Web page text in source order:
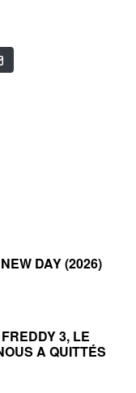
DAY (2026)
3, LE
A QUITTÉS